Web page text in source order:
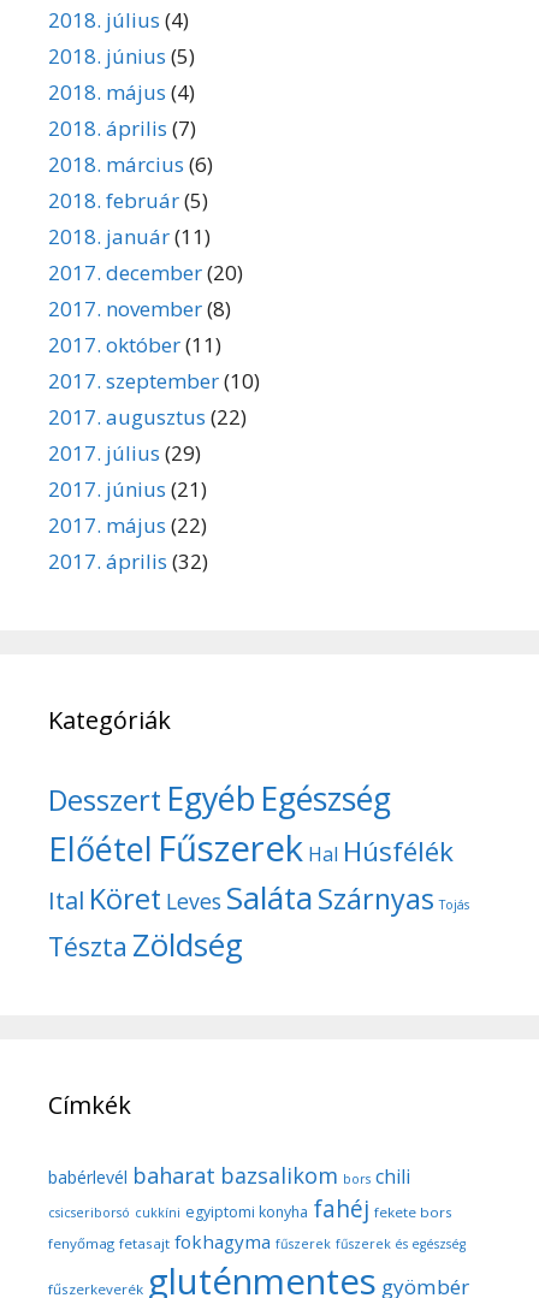
2018. július (4)
2018. június (5)
2018. május (4)
2018. április (7)
2018. március (6)
2018. február(5)
2018. január(11)
2017. december(20)
2017. november(8)
2017. október(11)
2017. szeptember(10)
2017. augusztus (22)
2017. július (29)
2017. június (21)
2017. május (22)
2017. április (32)
Kategóriák
Desszert Egyéb Egészség
Előétel Fűszerek Hal Húsfélék
Ital Köret Leves SalátaSzárnyas Tojás
Tészta Zöldség
Címkék
babérlevél baharat bazsalikom bors chili
csicseriborsó cukkíni egyiptomi konyha fahéj fekete bors
fenyőmag fetasajt fokhagyma fűszerek fűszerek és egészség
fűszerkeverék gluténmentes gyömbér